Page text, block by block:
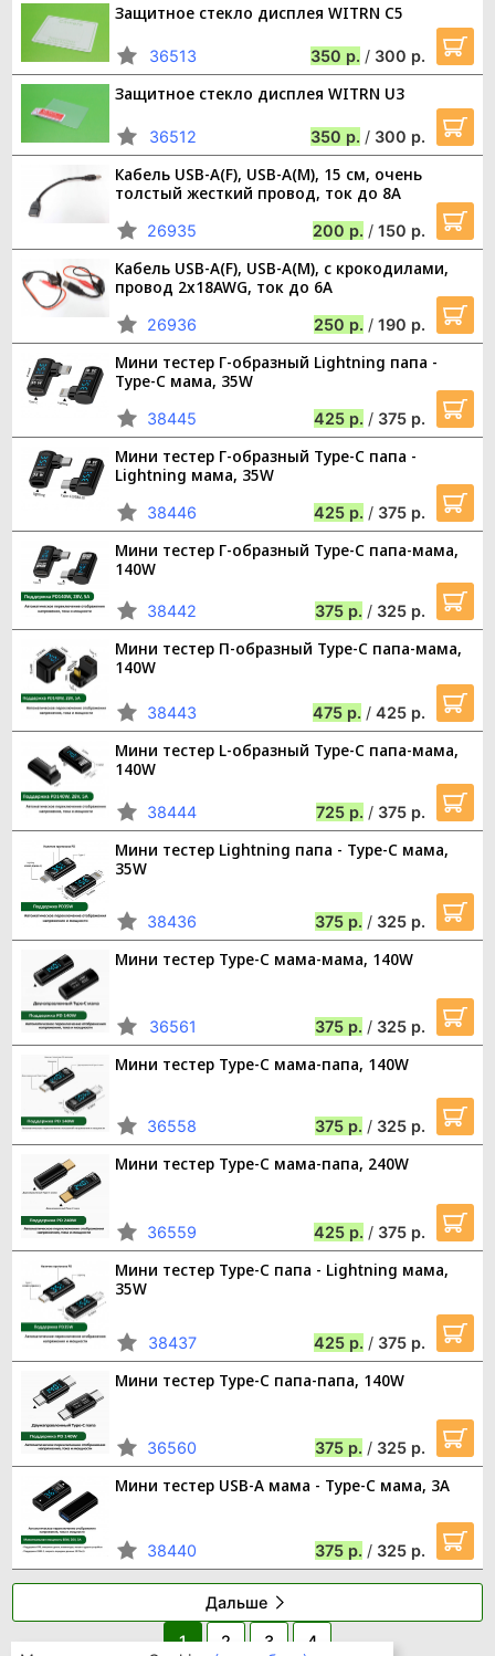
Защитное стекло дисплея WITRN C5
36513 350 / 300
Защитное стекло дисплея WITRN U3
36512 350 / 300
Кабель USB-A(F), USB-A(M), 15 см, очень
толстый жесткий провод, ток до 8А
26935 200 / 150
Кабель USB-A(F), USB-A(M), с крокодилами,
провод 2x18AWG, ток до 6А
26936 250 / 190
Мини тестер Г-образный Lightning папа -
Type-C мама, 35W
38445 425 / 375
Мини тестер Г-образный Type-C папа -
Lightning мама, 35W
38446 425 / 375
Мини тестер Г-образный Type-C папа-мама,
140W
38442 375 / 325
Мини тестер П-образный Type-C папа-мама,
140W
38443 475 / 425
Мини тестер L-образный Type-C папа-мама,
140W
38444 725 / 375
Мини тестер Lightning папа - Type-C мама,
35W
38436 375 / 325
Мини тестер Type-C мама-мама, 140W
36561 375 / 325
Мини тестер Type-C мама-папа, 140W
36558 375 / 325
Мини тестер Type-C мама-папа, 240W
36559 425 / 375
Мини тестер Type-C папа - Lightning мама,
35W
38437 425 / 375
Мини тестер Type-C папа-папа, 140W
36560 375 / 325
Мини тестер USB-A мама - Type-C мама, 3А
38440 375 / 325
Дальше
1 2 3
4